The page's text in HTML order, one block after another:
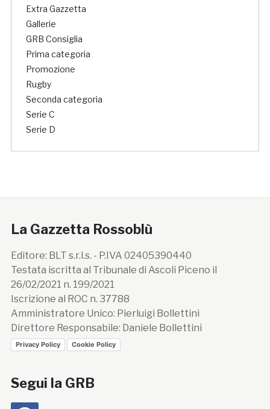
Extra Gazzetta
Gallerie
GRB Consiglia
Prima categoria
Promozione
Rugby
Seconda categoria
Serie C
Serie D
La Gazzetta Rossoblù
Editore: BLT s.r.l.s. - P.IVA 02405390440
Testata iscritta al Tribunale di Ascoli Piceno il
26/02/2021 n. 199/2021
Iscrizione al ROC n. 37788
Amministratore Unico: Pierluigi Bollettini
Direttore Responsabile: Daniele Bollettini
Privacy Policy Cookie Policy
Segui la GRB